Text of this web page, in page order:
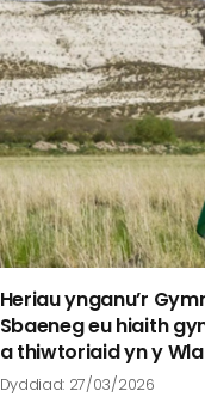
Heriau ynganu’r
Sbaeneg eu hiaith
a thiwtoriaid yn y
Dyddiad: 27/03/2026